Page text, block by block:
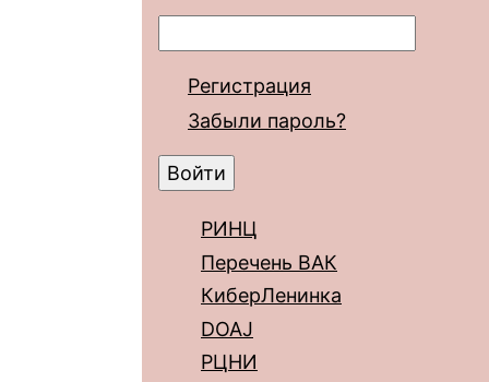
Регистрация
Забыли пароль?
РИНЦ
Перечень ВАК
КиберЛенинка
DOAJ
РЦНИ